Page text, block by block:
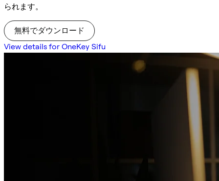
られます。
無料でダウンロード
View details for OneKey Sifu